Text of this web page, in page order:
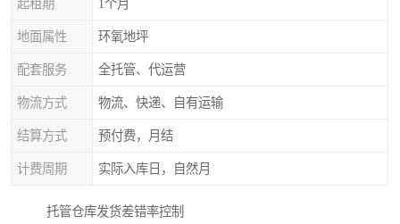
起租期 1个月
地面属性 环氧地坪
配套服务 全托管、代运营
物流方式 物流、快递、自有运输
结算方式 预付费，月结
计费周期 实际入库日，自然月
托管仓库发货差错率控制